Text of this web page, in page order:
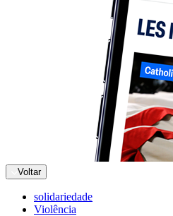
Voltar
solidariedade
Violência